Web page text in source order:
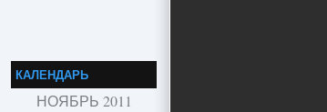
КАЛЕНДАРЬ
НОЯБРЬ 2011